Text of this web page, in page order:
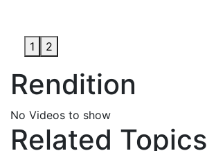
1 2
Rendition
No Videos to show
Related Topics